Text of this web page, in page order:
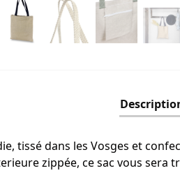
tissé dans les Vosges et
zippée, ce sac vous